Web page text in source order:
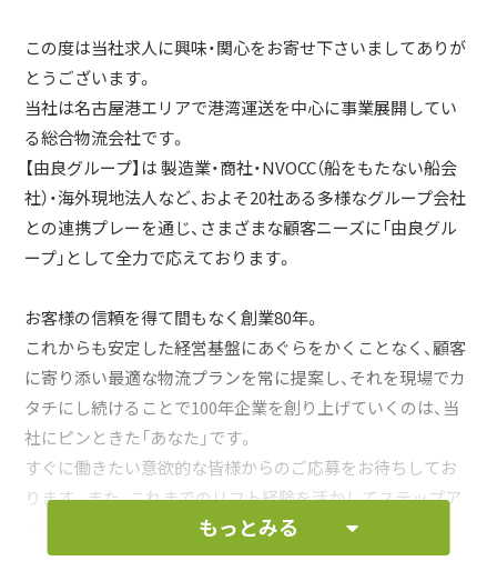
この度は当社求人に興味・関心をお寄せ下さいましてありが
とうございます。
当社は名古屋港エリアで港湾運送を中心に事業展開してい
る総合物流会社です。
【由良グループ】は 製造業・商社・NVOCC（船をもたない船会
社）・海外現地法人など、およそ20社ある多様なグループ会社
との連携プレーを通じ、さまざまな顧客ニーズに「由良グル
ープ」として全力で応えております。
お客様の信頼を得て間もなく創業80年。
これからも安定した経営基盤にあぐらをかくことなく、顧客
に寄り添い最適な物流プランを常に提案し、それを現場でカ
タチにし続けることで100年企業を創り上げていくのは、当
社にピンときた「あなた」です。
すぐに働きたい意欲的な皆様からのご応募をお待ちしてお
ります。また、これまでのリフト経験を活かしてステップア
ップしたい方もお待ちしております。
問い合わせだけでも構いませんので、どうぞお気軽にご応募
もっとみる